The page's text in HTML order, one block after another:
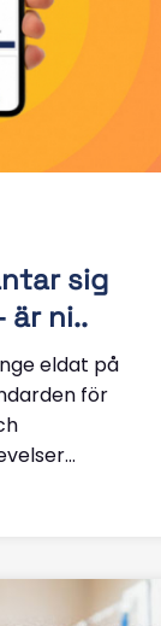
sig
är ni..
eldat på
för